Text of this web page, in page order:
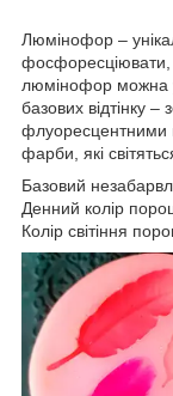
Люмінофор –
фосфоресціювати,
люмінофор можна
базових відтінку
флуоресцентними
фарби, які
Базовий
Денний колір
Колір світіння